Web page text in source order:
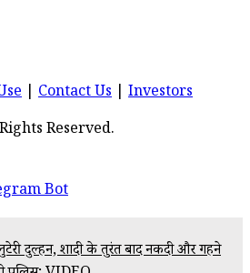
Contact Us
Investors
Reserved.
दुल्हन, शादी के तुरंत बाद नकदी और गहने